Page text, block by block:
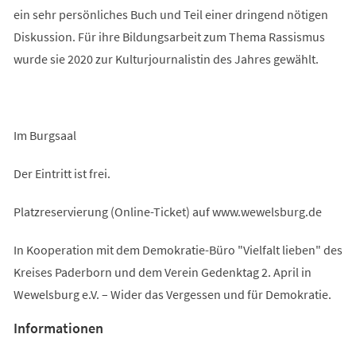
ein sehr persönliches Buch und Teil einer dringend nötigen
Diskussion. Für ihre Bildungsarbeit zum Thema Rassismus
wurde sie 2020 zur Kulturjournalistin des Jahres gewählt.
Im Burgsaal
Der Eintritt ist frei.
Platzreservierung (Online-Ticket) auf www.wewelsburg.de
In Kooperation mit dem Demokratie-Büro "Vielfalt lieben" des
Kreises Paderborn und dem Verein Gedenktag 2. April in
Wewelsburg e.V. – Wider das Vergessen und für Demokratie.
Informationen